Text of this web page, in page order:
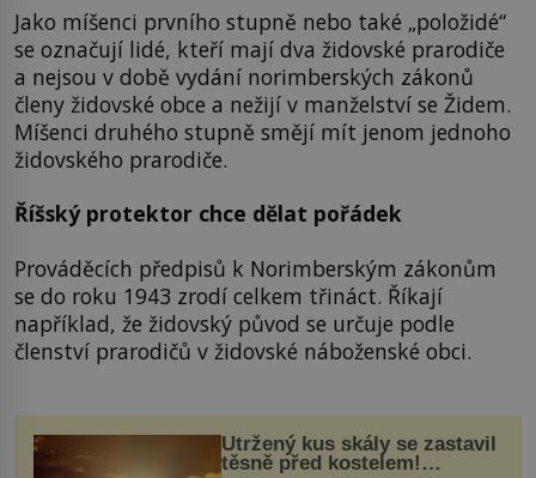
Jako míšenci prvního stupně nebo také „položidé“
se označují lidé, kteří mají dva židovské prarodiče
a nejsou v době vydání norimberských zákonů
členy židovské obce a nežijí v manželství se Židem.
Míšenci druhého stupně smějí mít jenom jednoho
židovského prarodiče.
Říšský protektor chce dělat pořádek
Prováděcích předpisů k Norimberským zákonům
se do roku 1943 zrodí celkem třináct. Říkají
například, že židovský původ se určuje podle
členství prarodičů v židovské náboženské obci.
Utržený kus skály se zastavil
těsně před kostelem!